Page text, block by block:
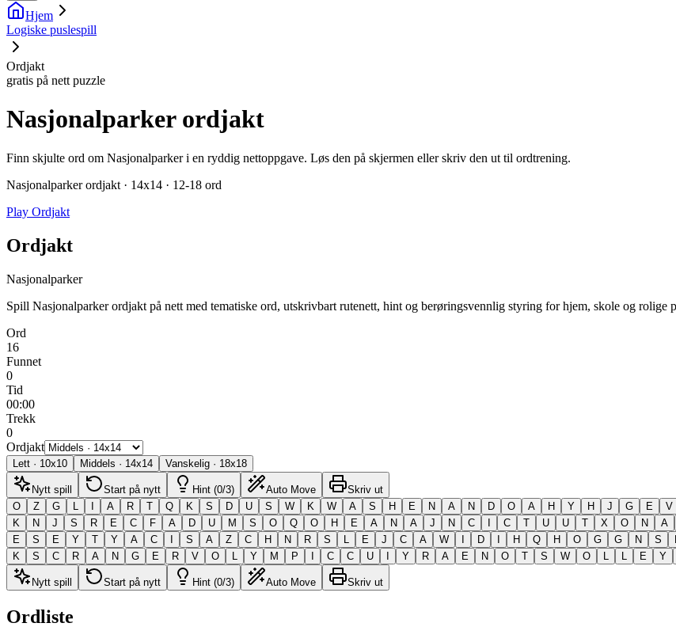
Hjem
Logiske puslespill
Ordjakt
gratis på nett puzzle
Nasjonalparker ordjakt
Finn skjulte ord om Nasjonalparker i en ryddig nettoppgave. Løs den på skjermen eller skriv den ut til ordtrening.
Nasjonalparker ordjakt · 14x14 · 12-18 ord
Play Ordjakt
Ordjakt
Nasjonalparker
Spill Nasjonalparker ordjakt på nett med tematiske ord, utskrivbart rutenett, hint og berøringsvennlig styring for hjem, skole og rolige
Ord
16
Funnet
0
Tid
00:00
Trekk
0
Ordjakt
Lett · 10x10 Middels · 14x14 Vanskelig · 18x18
Nytt spill Start på nytt Hint (0/3) Auto Move
Skriv ut
O
Z G L I A R T Q K S D U S W K W A S H E N A N D O A H Y H J G E V
K
N J S R E C F A D U M S O Q O H E A N A J N C I C T U U T X O N A
E
S E Y T Y A C I S A Z C H N R S L E J C A W I D I H Q H O G G N S L
K
S C R A N G E R V O L Y M P I C C U I Y R A E N O T S W O L L E Y
Nytt spill Start på nytt Hint (0/3) Auto Move Skriv ut
Ordliste